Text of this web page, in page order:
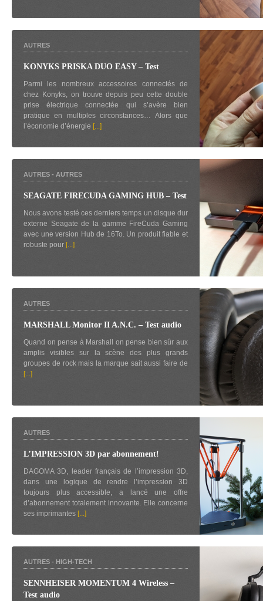
AUTRES
KONYKS PRISKA DUO EASY – Test
Parmi les nombreux accessoires connectés de
chez Konyks, on trouve depuis peu cette double
prise électrique connectée qui s’avère bien
pratique en multiples circonstances… Alors que
l’économie d’énergie [...]
AUTRES - AUTRES
SEAGATE FIRECUDA GAMING HUB – Test
Nous avons testé ces derniers temps un disque dur
externe Seagate de la gamme FireCuda Gaming
avec une version Hub de 16To. Un produit fiable et
robuste pour [...]
AUTRES
MARSHALL Monitor II A.N.C. – Test audio
Quand on pense à Marshall on pense bien sûr aux
amplis visibles sur la scène des plus grands
groupes de rock mais la marque sait aussi faire de
[...]
AUTRES
L’IMPRESSION 3D par abonnement!
DAGOMA 3D, leader français de l’impression 3D,
dans une logique de rendre l’impression 3D
toujours plus accessible, a lancé une offre
d’abonnement totalement innovante. Elle concerne
ses imprimantes [...]
AUTRES - HIGH-TECH
SENNHEISER MOMENTUM 4 Wireless –
Test audio